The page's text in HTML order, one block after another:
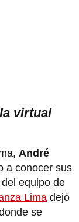
virtual
André
a conocer sus
equipo de
Lima dejó
se